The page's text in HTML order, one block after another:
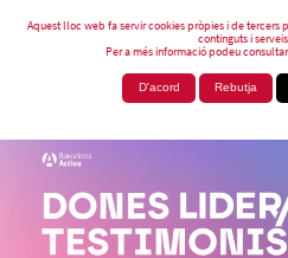
Aquest lloc web fa servir cookies pròpies i de tercers
continguts i
Per a més informació podeu
D'acord Rebutja